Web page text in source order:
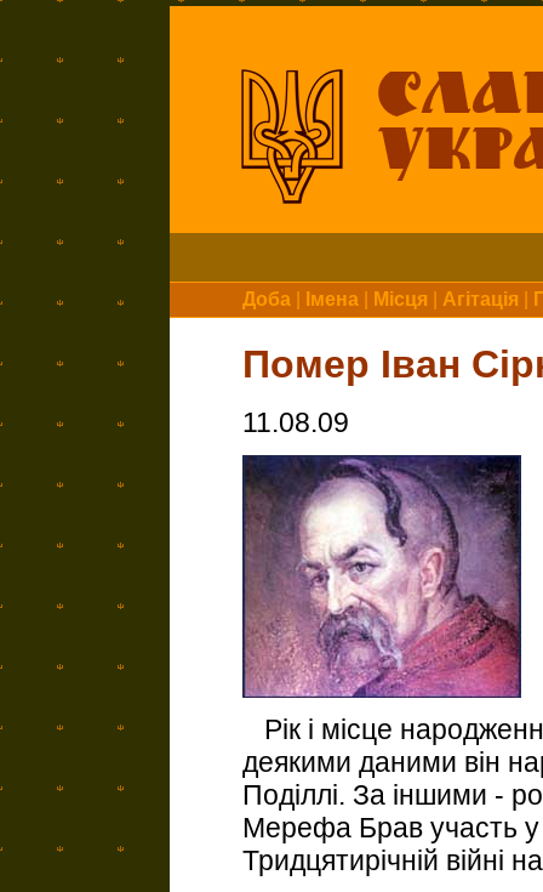
Доба Імена Місця Агітація
Помер Іван
11.08.09
Рік і місце
деякими даними він
Поділлі. За іншими -
Мерефа Брав участь у
Тридцятирічній війні